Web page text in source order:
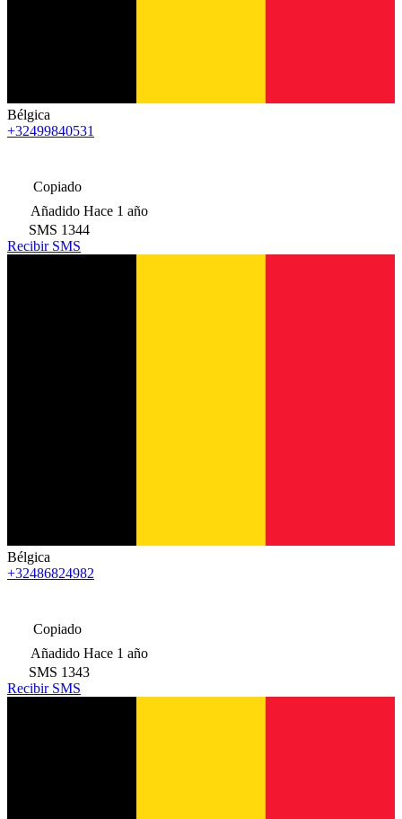
Bélgica
+32499840531
Copiado
Añadido Hace 1 año
SMS 1344
Recibir SMS
Bélgica
+32486824982
Copiado
Añadido Hace 1 año
SMS 1343
Recibir SMS